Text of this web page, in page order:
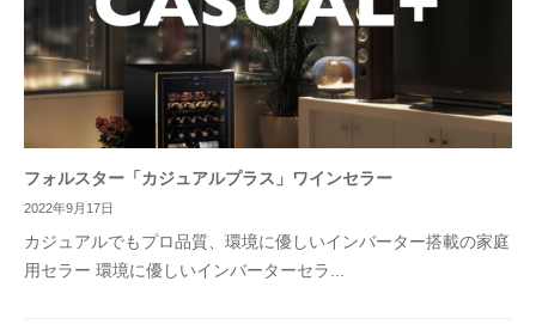
フォルスター「カジュアルプラス」ワインセラー
2022年9月17日
カジュアルでもプロ品質、環境に優しいインバーター搭載の家庭
用セラー 環境に優しいインバーターセラ...